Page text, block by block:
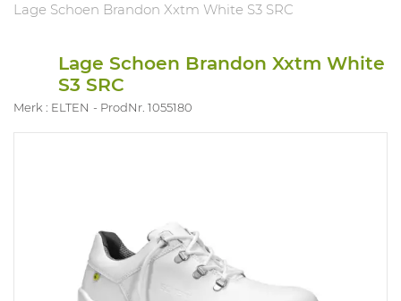
Lage Schoen Brandon Xxtm White S3 SRC
Lage Schoen Brandon Xxtm White
S3 SRC
Merk : ELTEN ProdNr. 1055180